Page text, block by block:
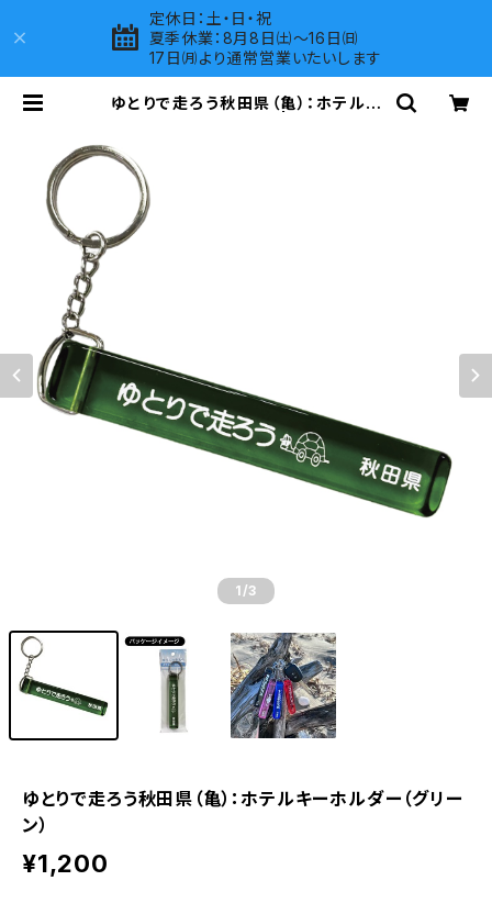
定休日：土・日・祝
夏季休業：8月8日㈯～16日㈰
17日㈪より通常営業いたいします
ゆとりで走ろう秋田県（亀）：ホテルキ
1 /3
ゆとりで走ろう秋田県（亀）：ホテルキーホルダー（グリー
ン）
¥1,200